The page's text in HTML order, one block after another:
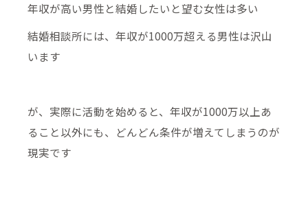
年収が高い男性と結婚したいと望む女性は多い
結婚相談所には、年収が1000万超える男性は沢山
います
が、実際に活動を始めると、年収が1000万以上あ
ること以外にも、どんどん条件が増えてしまうのが
現実です